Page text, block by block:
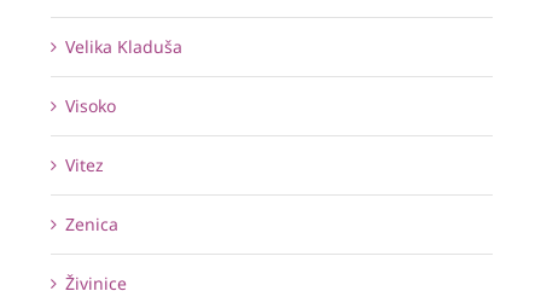
Velika Kladuša
Visoko
Vitez
Zenica
Živinice